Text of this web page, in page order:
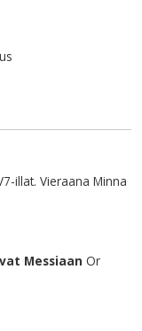
illat. Vieraana Minna
Messiaan Or